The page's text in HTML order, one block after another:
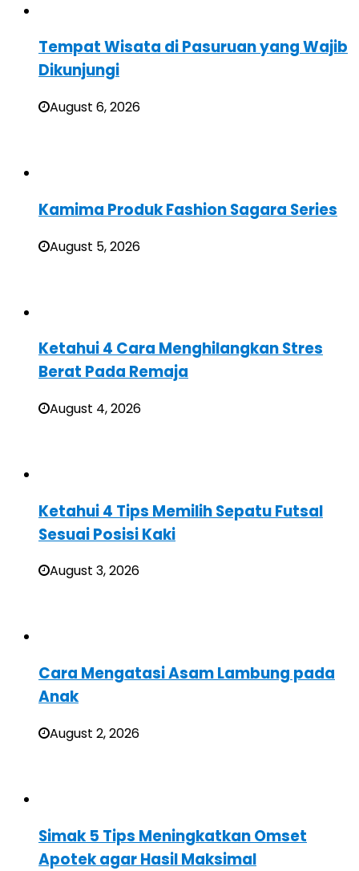
Tempat Wisata di Pasuruan yang Wajib
Dikunjungi
August 6, 2026
Kamima Produk Fashion Sagara Series
August 5, 2026
Ketahui 4 Cara Menghilangkan Stres
Berat Pada Remaja
August 4, 2026
Ketahui 4 Tips Memilih Sepatu Futsal
Sesuai Posisi Kaki
August 3, 2026
Cara Mengatasi Asam Lambung pada
Anak
August 2, 2026
Simak 5 Tips Meningkatkan Omset
Apotek agar Hasil Maksimal